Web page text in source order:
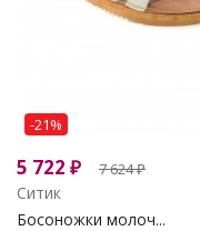
-21%
5 722 ₽ 7 624₽
Ситик
Босоножки молоч...